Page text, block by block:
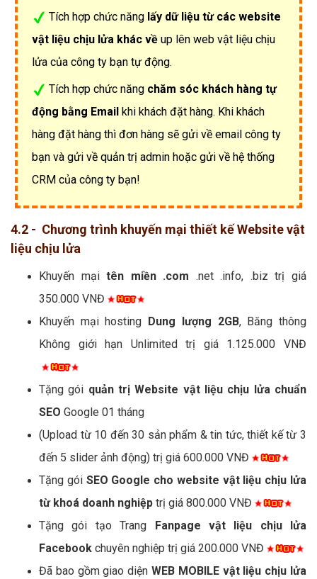
Tích hợp chức năng lấy dữ liệu từ các website
vật liệu chịu lửa khác về up lên web vật liệu chịu
lửa của công ty bạn tự động.
Tích hợp chức năng chăm sóc khách hàng tự
động bằng Email khi khách đặt hàng. Khi khách
hàng đặt hàng thì đơn hàng sẽ gửi về email công ty
bạn và gửi về quản trị admin hoặc gửi về hệ thống
CRM của công ty bạn!
4.2 - Chương trình khuyến mại thiết kế Website vật
liệu chịu lửa
Khuyến mạitên miền .com .net .info, .biz trị giá
350.000 VNĐ
Khuyến mại hosting Dung lượng 2GB, Băng thông
Không giới hạn Unlimited trị giá 1.125.000 VNĐ
Tặng gói quản trị Website vật liệu chịu lửa chuẩn
SEO Google 01 tháng
(Upload từ 10 đến 30 sản phẩm & tin tức, thiết kế từ 3
đến 5 slider ảnh động) trị giá 600.000 VNĐ
Tặng gói SEO Google cho website vật liệu chịu lửa
từ khoá doanh nghiệp trị giá 800.000 VNĐ
Tặng gói tạo Trang Fanpage vật liệu chịu lửa
Facebook chuyên nghiệp trị giá 200.000 VNĐ
Đã bao gồm giao diện WEB MOBILE vật liệu chịu lửa